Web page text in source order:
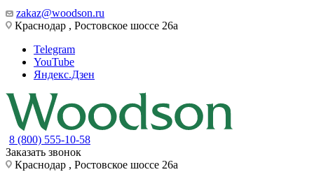
zakaz@woodson.ru
Краснодар , Ростовское шоссе 26а
Telegram
YouTube
Яндекс.Дзен
8 (800) 555-10-58
Заказать звонок
Краснодар , Ростовское шоссе 26а